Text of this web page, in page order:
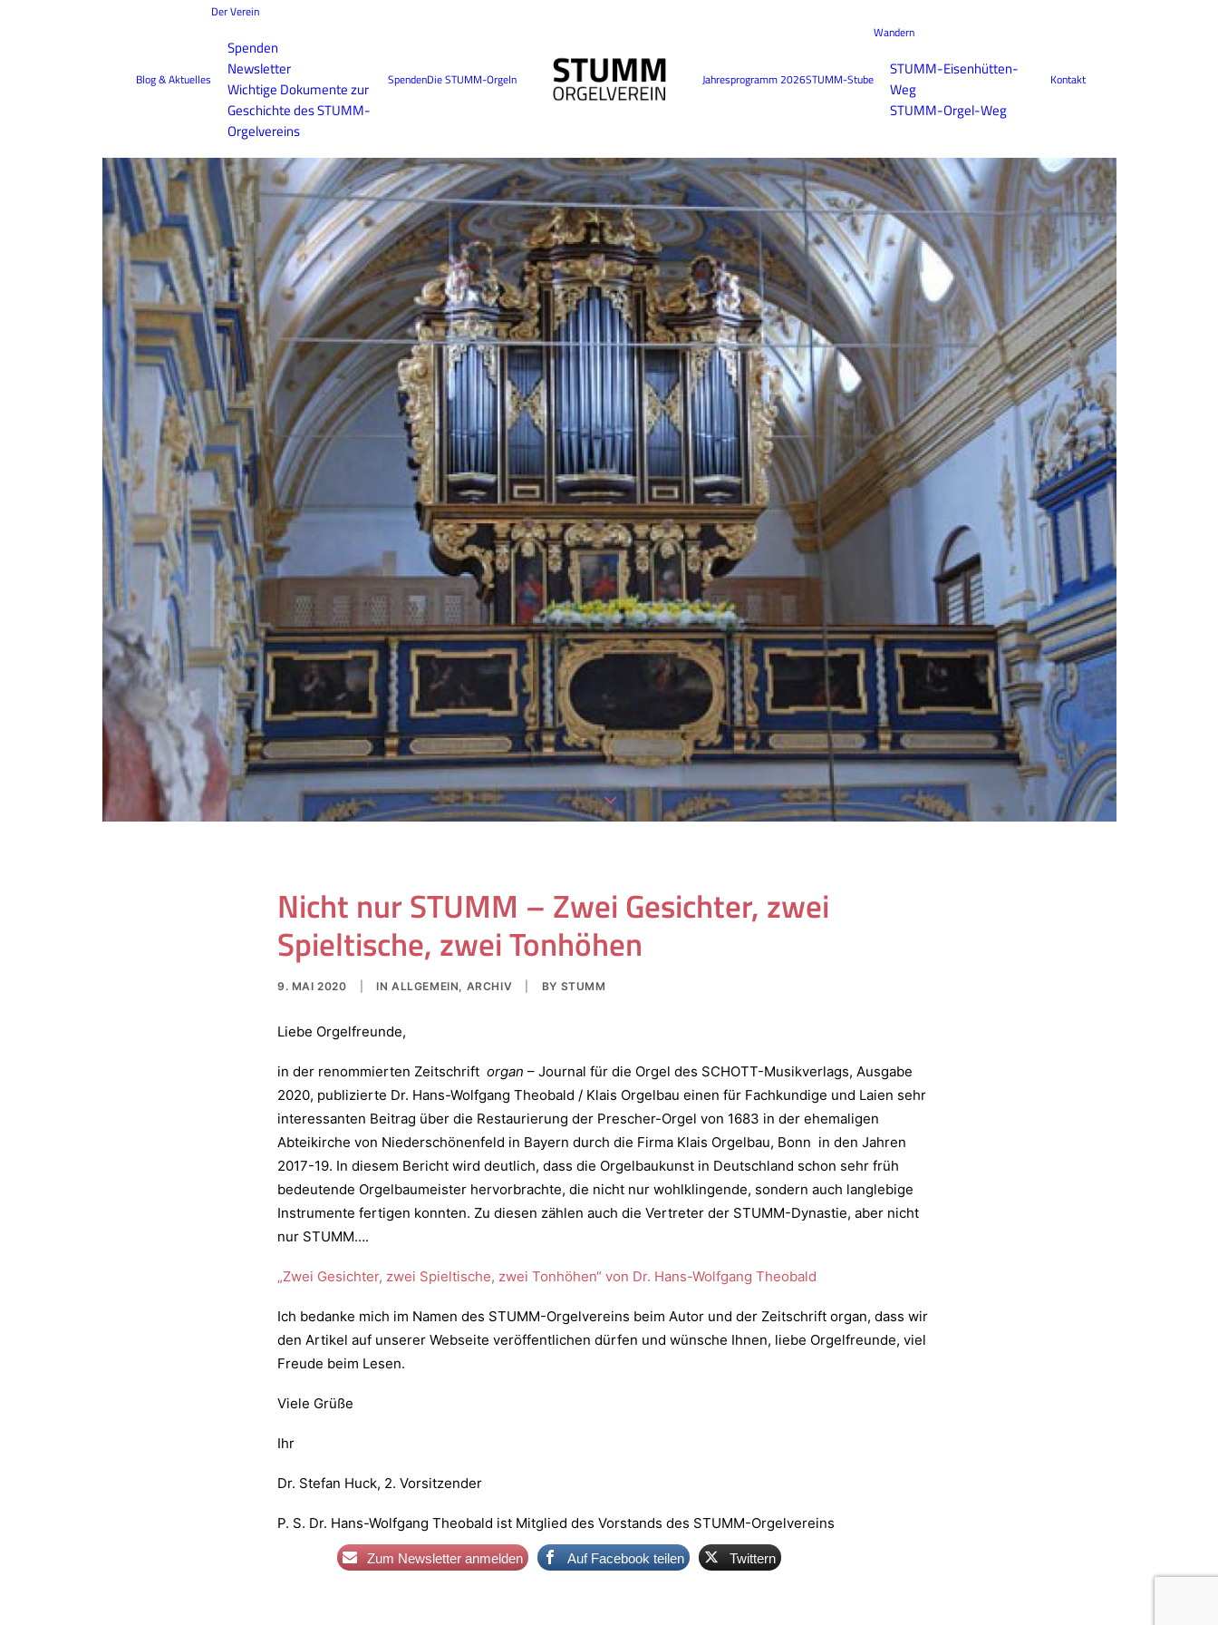
Blog & Aktuelles
Der Verein
Spenden
Newsletter
Wichtige Dokumente zur
Geschichte des STUMM-
Orgelvereins
SpendenDie STUMM-Orgeln Jahresprogramm 2026STUMM-Stube
Wandern
STUMM-Eisenhütten-
Weg
STUMM-Orgel-Weg
Kontakt
Nicht nur STUMM – Zwei Gesichter, zwei
Spieltische, zwei Tonhöhen
9. MAI 2020 INALLGEMEIN, ARCHIV BY STUMM
Liebe Orgelfreunde,
in der renommierten Zeitschrift organ – Journal für die Orgel des SCHOTT-Musikverlags, Ausgabe
2020, publizierte Dr. Hans-Wolfgang Theobald / Klais Orgelbau einen für Fachkundige und Laien sehr
interessanten Beitrag über die Restaurierung der Prescher-Orgel von 1683 in der ehemaligen
Abteikirche von Niederschönenfeld in Bayern durch die Firma Klais Orgelbau, Bonn in den Jahren
2017-19. In diesem Bericht wird deutlich, dass die Orgelbaukunst in Deutschland schon sehr früh
bedeutende Orgelbaumeister hervorbrachte, die nicht nur wohlklingende, sondern auch langlebige
Instrumente fertigen konnten. Zu diesen zählen auch die Vertreter der STUMM-Dynastie, aber nicht
nur STUMM….
„Zwei Gesichter, zwei Spieltische, zwei Tonhöhen“ von Dr. Hans-Wolfgang Theobald
Ich bedanke mich im Namen des STUMM-Orgelvereins beim Autor und der Zeitschrift organ, dass wir
den Artikel auf unserer Webseite veröffentlichen dürfen und wünsche Ihnen, liebe Orgelfreunde, viel
Freude beim Lesen.
Viele Grüße
Ihr
Dr. Stefan Huck, 2. Vorsitzender
P. S. Dr. Hans-Wolfgang Theobald ist Mitglied des Vorstands des STUMM-Orgelvereins
Zum Newsletter anmelden Auf Facebook teilen Twittern